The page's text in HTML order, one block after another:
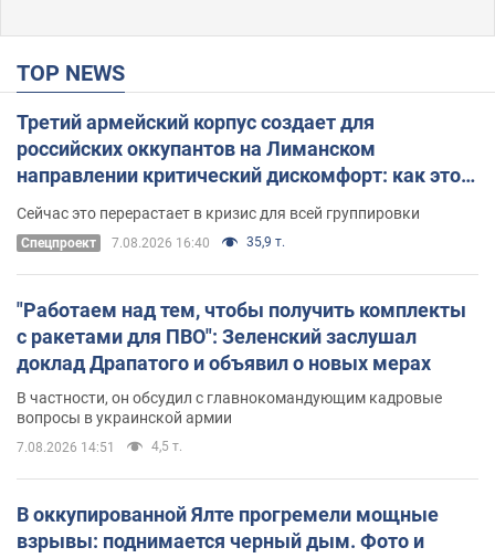
TOP NEWS
Третий армейский корпус создает для
российских оккупантов на Лиманском
направлении критический дискомфорт: как это
удалось
Сейчас это перерастает в кризис для всей группировки
Спецпроект 7.08.2026 16:40 35,9 т.
"Работаем над тем, чтобы получить комплекты
с ракетами для ПВО": Зеленский заслушал
доклад Драпатого и объявил о новых мерах
В частности, он обсудил с главнокомандующим кадровые
вопросы в украинской армии
7.08.2026 14:51 4,5 т.
В оккупированной Ялте прогремели мощные
взрывы: поднимается черный дым. Фото и